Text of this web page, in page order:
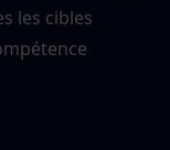
les cibles